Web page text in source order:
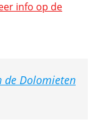
info op de
de Dolomieten